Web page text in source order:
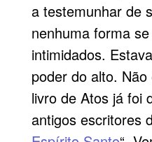
a testemunhar de
nenhuma forma
intimidados.
poder do alto.
livro de Atos já foi
antigos escritores